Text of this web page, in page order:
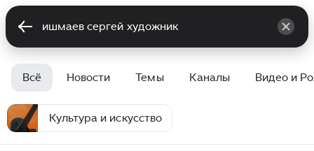
Всё Новости Темы Каналы Видео и
Культура и искусство